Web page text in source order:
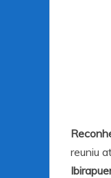
reuniu